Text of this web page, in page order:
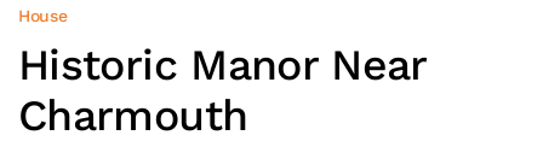
House
Historic Manor Near
Charmouth